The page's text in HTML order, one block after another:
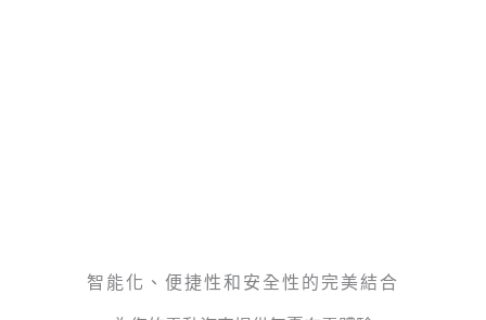
智能化、便捷性和安全性的完美結合